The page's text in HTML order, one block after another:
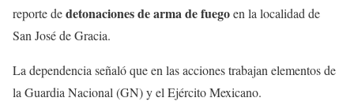
reporte dedetonaciones de arma de fuegoen la localidad de
San José de Gracia.
La dependencia señaló que en las acciones trabajan elementos de
la Guardia Nacional (GN) y el Ejército Mexicano.